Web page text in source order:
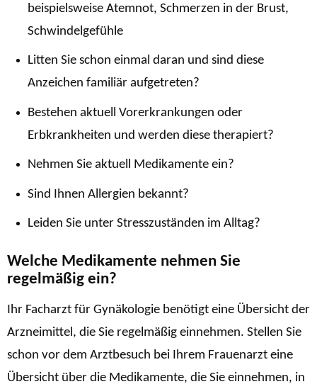
beispielsweise Atemnot, Schmerzen in der Brust,
Schwindelgefühle
Litten Sie schon einmal daran und sind diese
Anzeichen familiär aufgetreten?
Bestehen aktuell Vorerkrankungen oder
Erbkrankheiten und werden diese therapiert?
Nehmen Sie aktuell Medikamente ein?
Sind Ihnen Allergien bekannt?
Leiden Sie unter Stresszuständen im Alltag?
Welche Medikamente nehmen Sie
regelmäßig ein?
Ihr Facharzt für Gynäkologie benötigt eine Übersicht der
Arzneimittel, die Sie regelmäßig einnehmen. Stellen Sie
schon vor dem Arztbesuch bei Ihrem Frauenarzt eine
Übersicht über die Medikamente, die Sie einnehmen, in